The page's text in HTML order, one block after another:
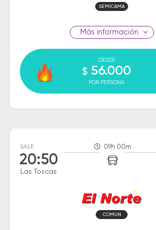
SEMICAMA
información
DESDE
$ 56.000
POR PERSONA
SALE
20:50
Las Toscas
09h 00m
COMUN